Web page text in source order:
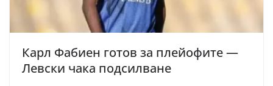
Карл Фабиен готов за плейофите —
Левски чака подсилване